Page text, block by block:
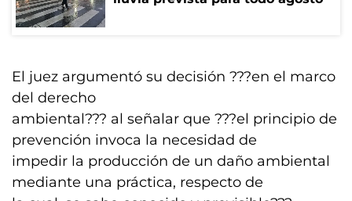
El juez argumentó su decisión ???en el marco
del derecho
ambiental??? al señalar que ???el principio de
prevención invoca la necesidad de
impedir la producción de un daño ambiental
mediante una práctica, respecto de